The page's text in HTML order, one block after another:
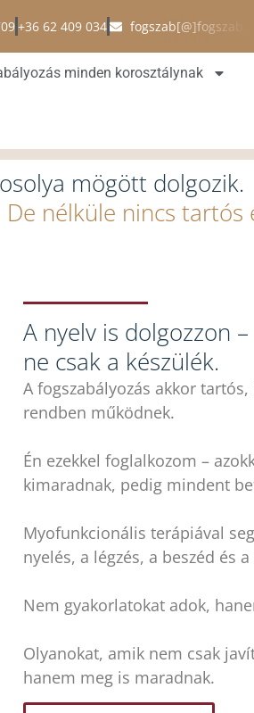
+36 62 409 034
minden korosztálynak
mögött dolgozik.
nélküle nincs tartós
A nyelv is dolgozzon –
ne csak a készülék.
A fogszabályozás akkor
rendben működnek.
Én ezekkel foglalkozom –
kimaradnak, pedig mindent
Myofunkcionális terápiával
nyelés, a légzés, a beszéd és
Nem gyakorlatokat adok,
Olyanokat, amik nem csak
hanem meg is maradnak.